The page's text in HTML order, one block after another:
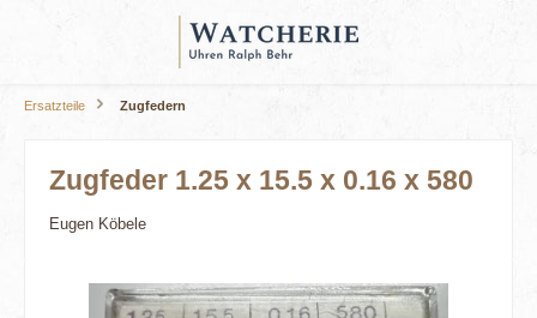
Ersatzteile Zugfedern
Zugfeder 1.25 x 15.5 x 0.16 x 580
Eugen Köbele
Bildergalerie überspringen